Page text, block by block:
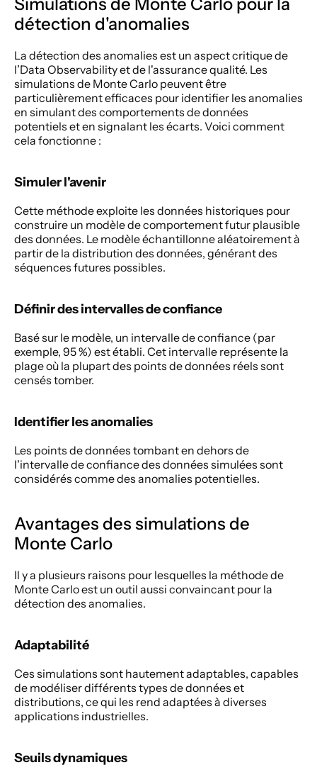
détection d'anomalies
La détection des anomalies est un aspect critique de
l’Data Observability et de l'assurance qualité. Les
simulations de Monte Carlo peuvent être
particulièrement efficaces pour identifier les anomalies
en simulant des comportements de données
potentiels et en signalant les écarts. Voici comment
cela fonctionne :
Simuler l'avenir
Cette méthode exploite les données historiques pour
construire un modèle de comportement futur plausible
des données. Le modèle échantillonne aléatoirement à
partir de la distribution des données, générant des
séquences futures possibles.
Définir des intervalles de confiance
Basé sur le modèle, un intervalle de confiance (par
exemple, 95 %) est établi. Cet intervalle représente la
plage où la plupart des points de données réels sont
censés tomber.
Identifier les anomalies
Les points de données tombant en dehors de
l'intervalle de confiance des données simulées sont
considérés comme des anomalies potentielles.
Avantages des simulations de
Monte Carlo
Il y a plusieurs raisons pour lesquelles la méthode de
Monte Carlo est un outil aussi convaincant pour la
détection des anomalies.
Adaptabilité
Ces simulations sont hautement adaptables, capables
de modéliser différents types de données et
distributions, ce qui les rend adaptées à diverses
applications industrielles.
Seuils dynamiques